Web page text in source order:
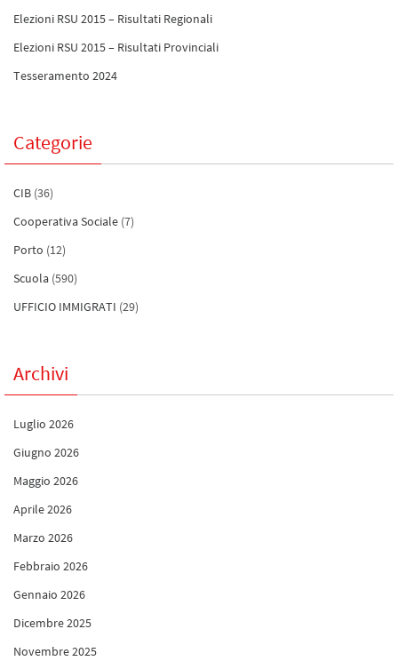
Elezioni RSU 2015 – Risultati Regionali
Elezioni RSU 2015 – Risultati Provinciali
Tesseramento 2024
Categorie
CIB (36)
Cooperativa Sociale (7)
Porto (12)
Scuola (590)
UFFICIO IMMIGRATI (29)
Archivi
Luglio 2026
Giugno 2026
Maggio 2026
Aprile 2026
Marzo 2026
Febbraio 2026
Gennaio 2026
Dicembre 2025
Novembre 2025